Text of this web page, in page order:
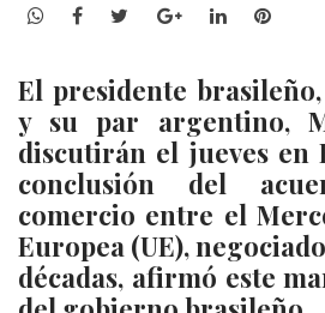
WhatsApp
Facebook
TwitterGoogle+LinkedIn
El presidente
y su par argentino,
discutirán el jueves en
conclusión del
comercio entre el
Europea (UE),
décadas, afirmó este